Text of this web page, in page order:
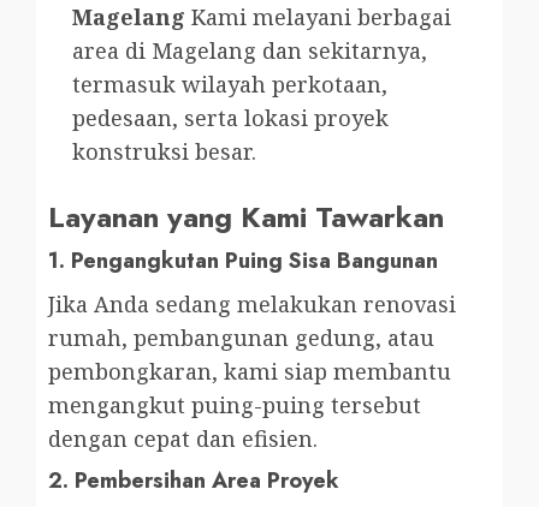
Magelang Kami melayani berbagai
area di Magelang dan sekitarnya,
termasuk wilayah perkotaan,
pedesaan, serta lokasi proyek
konstruksi besar.
Layanan yang Kami Tawarkan
1. Pengangkutan Puing Sisa Bangunan
Jika Anda sedang melakukan renovasi
rumah, pembangunan gedung, atau
pembongkaran, kami siap membantu
mengangkut puing-puing tersebut
dengan cepat dan efisien.
2. Pembersihan Area Proyek